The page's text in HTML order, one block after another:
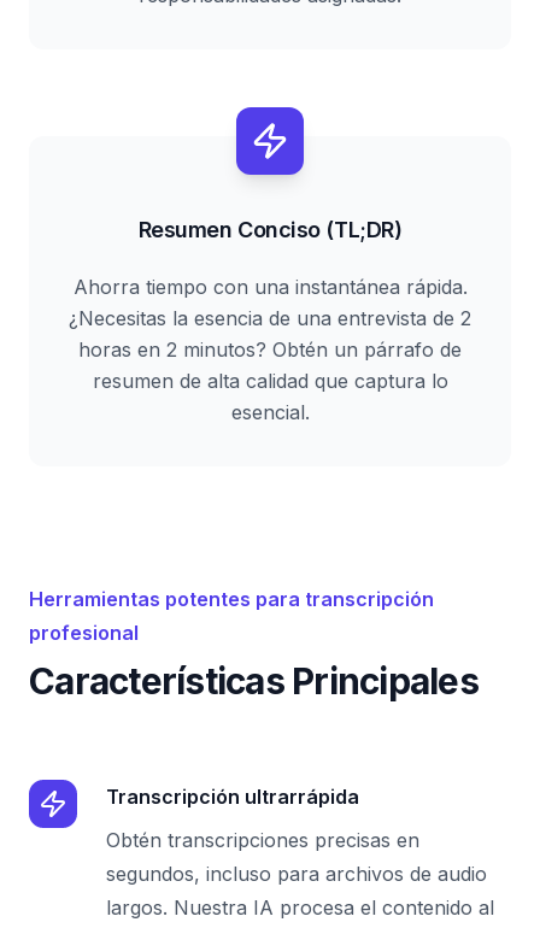
Resumen Conciso (TL;DR)
Ahorra tiempo con una instantánea rápida.
¿Necesitas la esencia de una entrevista de 2
horas en 2 minutos? Obtén un párrafo de
resumen de alta calidad que captura lo
esencial.
Herramientas potentes para transcripción
profesional
Características Principales
Transcripción ultrarrápida
Obtén transcripciones precisas en
segundos, incluso para archivos de audio
largos. Nuestra IA procesa el contenido al